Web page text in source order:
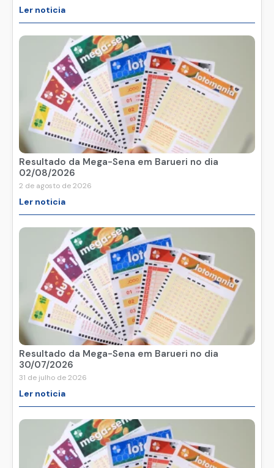
Ler noticia
Resultado da Mega-Sena em Barueri no dia
02/08/2026
2 de agosto de 2026
Ler noticia
Resultado da Mega-Sena em Barueri no dia
30/07/2026
31 de julho de 2026
Ler noticia